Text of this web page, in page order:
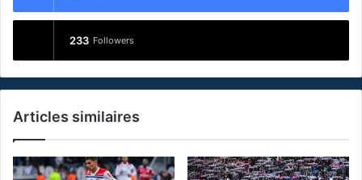
233 Followers
Articles similaires